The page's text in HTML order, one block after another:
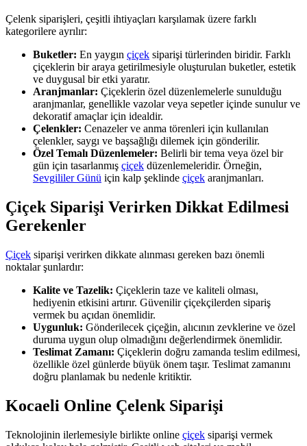
Çelenk siparişleri, çeşitli ihtiyaçları karşılamak üzere farklı
kategorilere ayrılır:
Buketler: En yaygın çiçek siparişi türlerinden biridir. Farklı
çiçeklerin bir araya getirilmesiyle oluşturulan buketler, estetik
ve duygusal bir etki yaratır.
Aranjmanlar: Çiçeklerin özel düzenlemelerle sunulduğu
aranjmanlar, genellikle vazolar veya sepetler içinde sunulur ve
dekoratif amaçlar için idealdir.
Çelenkler: Cenazeler ve anma törenleri için kullanılan
çelenkler, saygı ve başsağlığı dilemek için gönderilir.
Özel Temalı Düzenlemeler: Belirli bir tema veya özel bir
gün için tasarlanmış çiçek düzenlemeleridir. Örneğin,
Sevgililer Günü için kalp şeklinde çiçek aranjmanları.
Çiçek Siparişi Verirken Dikkat Edilmesi
Gerekenler
Çiçek siparişi verirken dikkate alınması gereken bazı önemli
noktalar şunlardır:
Kalite ve Tazelik: Çiçeklerin taze ve kaliteli olması,
hediyenin etkisini artırır. Güvenilir çiçekçilerden sipariş
vermek bu açıdan önemlidir.
Uygunluk: Gönderilecek çiçeğin, alıcının zevklerine ve özel
duruma uygun olup olmadığını değerlendirmek önemlidir.
Teslimat Zamanı: Çiçeklerin doğru zamanda teslim edilmesi,
özellikle özel günlerde büyük önem taşır. Teslimat zamanını
doğru planlamak bu nedenle kritiktir.
Kocaeli Online Çelenk Siparişi
Teknolojinin ilerlemesiyle birlikte online çiçek siparişi vermek